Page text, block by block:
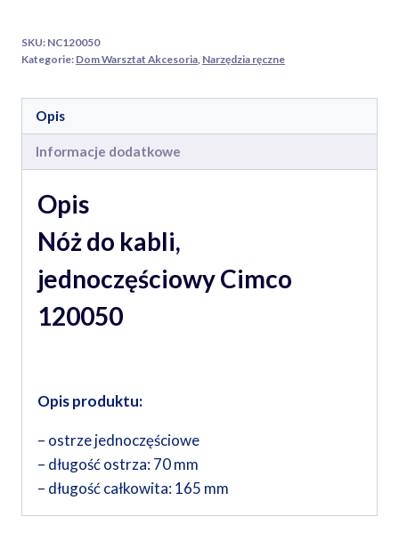
SKU: NC120050
Kategorie: Dom Warsztat Akcesoria Narzędzia ręczne
Opis
Informacje dodatkowe
Opis
Nóż do kabli,
jednoczęściowy Cimco
120050
Opis produktu:
– ostrze jednoczęściowe
– długość ostrza: 70 mm
– długość całkowita: 165 mm